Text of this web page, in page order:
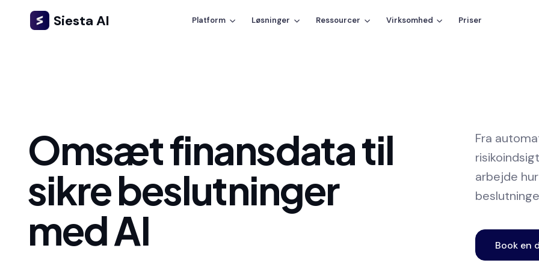
Siesta AI Platform Løsninger Ressourcer Virksomhed Priser
Omsæt finansdata til
sikre beslutninger
med AI
Fra
arbejde
Book en